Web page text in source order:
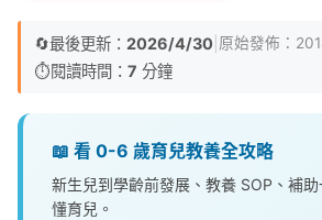
🔄最後更新： 2026/4/30 原始發佈：
⏱️閱讀時間： 7 分鐘
📖 看 0-6 歲育兒教養全攻略
新生兒到學齡前發展、教養 SOP、補
懂育兒。